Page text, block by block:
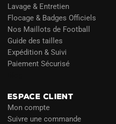
Lavage & Entretien
Flocage & Badges Officiels
Nos Maillots de Football
Guide des tailles
Expédition & Suivi
Paiement Sécurisé
ESPACE CLIENT
Mon compte
Suivre une commande